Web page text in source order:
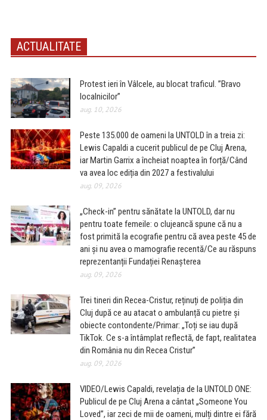
ACTUALITATE
Protest ieri în Vâlcele, au blocat traficul. ”Bravo
localnicilor”
aug. 10, 2026
Peste 135.000 de oameni la UNTOLD în a treia zi:
Lewis Capaldi a cucerit publicul de pe Cluj Arena,
iar Martin Garrix a încheiat noaptea în forță/Când
va avea loc ediția din 2027 a festivalului
aug. 09, 2026
„Check-in” pentru sănătate la UNTOLD, dar nu
pentru toate femeile: o clujeancă spune că nu a
fost primită la ecografie pentru că avea peste 45 de
ani și nu avea o mamografie recentă/Ce au răspuns
reprezentanții Fundației Renașterea
aug. 09, 2026
Trei tineri din Recea-Cristur, reținuți de poliția din
Cluj după ce au atacat o ambulanță cu pietre și
obiecte contondente/Primar: „Toți se iau după
TikTok. Ce s-a întâmplat reflectă, de fapt, realitatea
din România nu din Recea Cristur”
aug. 09, 2026
VIDEO/Lewis Capaldi, revelația de la UNTOLD ONE:
Publicul de pe Cluj Arena a cântat „Someone You
Loved”, iar zeci de mii de oameni, mulți dintre ei fără